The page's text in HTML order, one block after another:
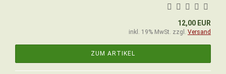
12,00 EUR
inkl. 19% MwSt. zzgl. Versand
ZUM ARTIKEL